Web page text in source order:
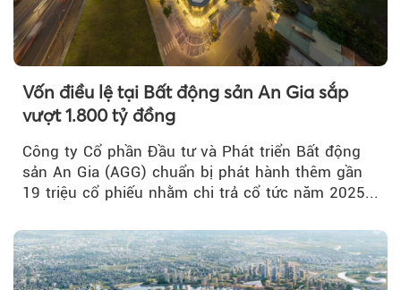
Vốn điều lệ tại Bất động sản An Gia sắp
vượt 1.800 tỷ đồng
Công ty Cổ phần Đầu tư và Phát triển Bất động
sản An Gia (AGG) chuẩn bị phát hành thêm gần
19 triệu cổ phiếu nhằm chi trả cổ tức năm 2025...